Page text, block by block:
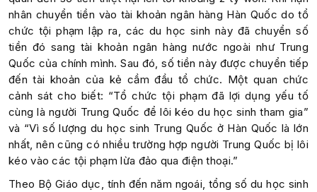
nhân chuyển tiền vào tài khoản ngân hàng Hàn Quốc do tổ
chức tội phạm lập ra, các du học sinh này đã chuyển số
tiền đó sang tài khoản ngân hàng nước ngoài như Trung
Quốc của chính mình. Sau đó, số tiền này được chuyển tiếp
đến tài khoản của kẻ cầm đầu tổ chức. Một quan chức
cảnh sát cho biết: “Tổ chức tội phạm đã lợi dụng yếu tố
cùng là người Trung Quốc để lôi kéo du học sinh tham gia”
và “Vì số lượng du học sinh Trung Quốc ở Hàn Quốc là lớn
nhất, nên cũng có nhiều trường hợp người Trung Quốc bị lôi
kéo vào các tội phạm lừa đảo qua điện thoại.”
Theo Bộ Giáo dục, tính đến năm ngoái, tổng số du học sinh